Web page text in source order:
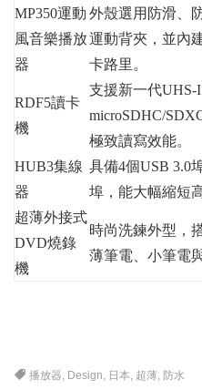
MP350運動
風音樂播放
器
外殼選用防滑、
運動背夾，並內
卡路里。
RDF5讀卡
機
支援新一代UHS-I
microSDHC/
極致讀寫效能。
HUB3集線
器
具備4個USB 3.0
埠，能大幅縮短
超薄外接式
DVD燒錄
機
時尚洗鍊外型，
薄筆電、小筆電
播放器, Design, 日本, 超薄, 防水